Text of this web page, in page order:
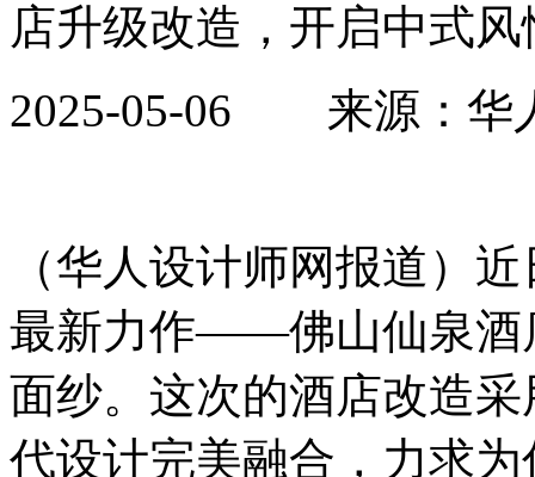
店升级改造，开启中式
2025-05-06 来源：
（华人设计师网报道）
最新力作——佛山仙泉
面纱。这次的酒店改造
代设计完美融合，力求